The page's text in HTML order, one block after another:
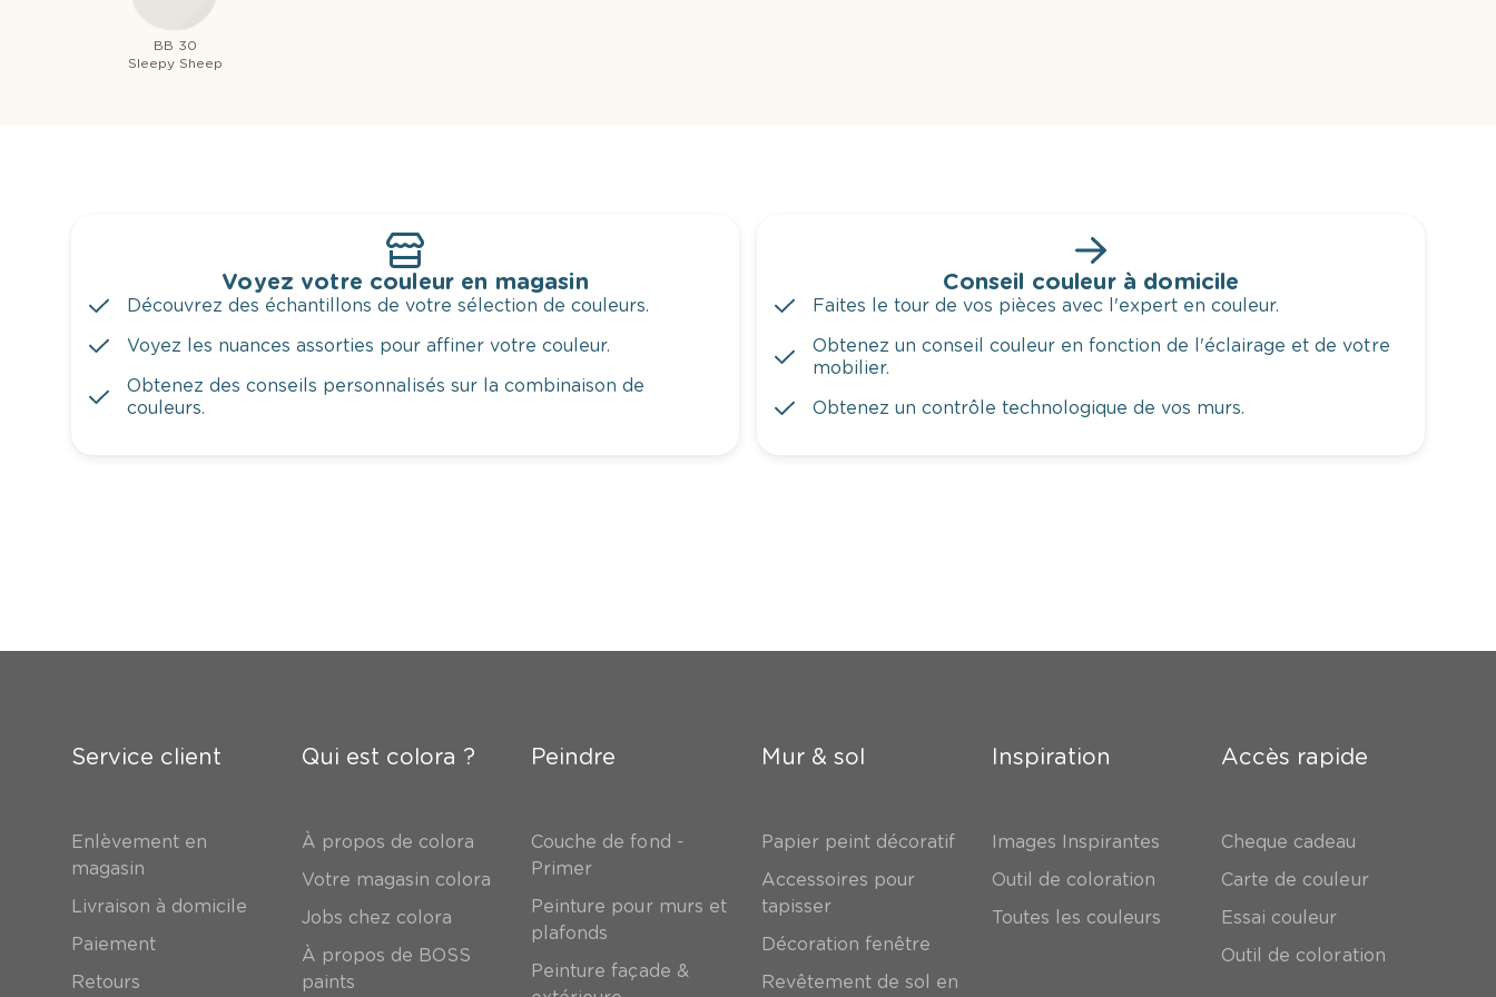
BB 30
Sleepy Sheep
Voyez votre couleur en magasin
Découvrez des échantillons de votre sélection de couleurs.
Voyez les nuances assorties pour affiner votre couleur.
Obtenez des conseils personnalisés sur la combinaison de
couleurs.
Conseil couleur à domicile
Faites le tour de vos pièces avec l'expert en couleur.
Obtenez un conseil couleur en fonction de l'éclairage et de votre
mobilier.
Obtenez un contrôle technologique de vos murs.
Service client
Enlèvement en
magasin
Livraison à domicile
Paiement
Retours
Qui est colora ?
À propos de colora
Votre magasin colora
Jobs chez colora
À propos de BOSS
paints
Peindre
Couche de fond -
Primer
Peinture pour murs et
plafonds
Peinture façade &
Mur & sol
Papier peint décoratif
Accessoires pour
tapisser
Décoration fenêtre
Revêtement de sol en
Inspiration
Images Inspirantes
Outil de coloration
Toutes les couleurs
Accès rapide
Cheque cadeau
Carte de couleur
Essai couleur
Outil de coloration